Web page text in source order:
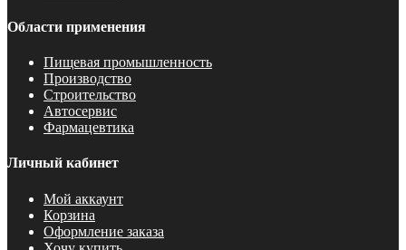
Области применения
Пищевая промышленность
Производство
Строительство
Автосервис
Фармацевтика
Личный кабинет
Мой аккаунт
Корзина
Оформление заказа